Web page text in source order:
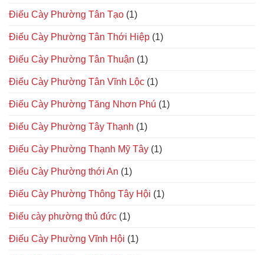
Điếu Cày Phường Tân Tạo (1)
Điếu Cày Phường Tân Thới Hiệp (1)
Điếu Cày Phường Tân Thuận (1)
Điếu Cày Phường Tân Vĩnh Lộc (1)
Điếu Cày Phường Tăng Nhơn Phú (1)
Điếu Cày Phường Tây Thạnh (1)
Điếu Cày Phường Thạnh Mỹ Tây (1)
Điếu Cày Phường thới An (1)
Điếu Cày Phường Thông Tây Hội (1)
Điếu cày phường thủ đức (1)
Điếu Cày Phường Vĩnh Hội (1)